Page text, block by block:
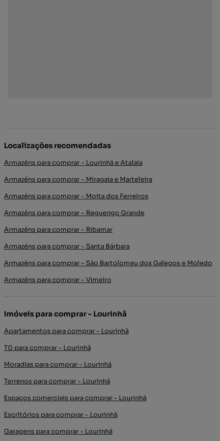
Localizações recomendadas
Armazéns para comprar - Lourinhã e Atalaia
Armazéns para comprar - Miragaia e Marteleira
Armazéns para comprar - Moita dos Ferreiros
Armazéns para comprar - Reguengo Grande
Armazéns para comprar - Ribamar
Armazéns para comprar - Santa Bárbara
Armazéns para comprar - São Bartolomeu dos Galegos e Moledo
Armazéns para comprar - Vimeiro
Imóveis para comprar - Lourinhã
Apartamentos para comprar - Lourinhã
T0 para comprar - Lourinhã
Moradias para comprar - Lourinhã
Terrenos para comprar - Lourinhã
Espaços comerciais para comprar - Lourinhã
Escritórios para comprar - Lourinhã
Garagens para comprar - Lourinhã